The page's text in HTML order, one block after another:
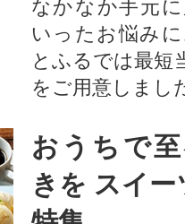
なかなか手元
いったお悩み
とふるでは最短
をご用意しまし
おうちで
きを スイ